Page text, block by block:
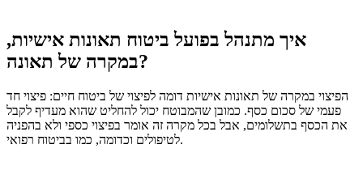
איך מתנהל בפועל ביטוח תאונות אישיות,
במקרה של תאונה?
הפיצוי במקרה של תאונות אישיות דומה לפיצוי של ביטוח חיים: פיצוי חד
פעמי של סכום כסף. כמובן שהמבוטח יכול להחליט שהוא מעדיף לקבל
את הכסף בתשלומים, אבל בכל מקרה זה אומר בפיצוי כספי ולא בהפניה
לטיפולים וכדומה, כמו בביטוח רפואי.